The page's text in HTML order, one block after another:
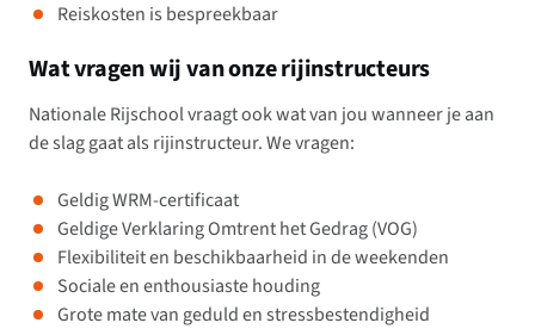
Reiskosten is bespreekbaar
Wat vragen wij van onze rijinstructeurs
Nationale Rijschool vraagt ook wat van jou wanneer je aan
de slag gaat als rijinstructeur. We vragen:
Geldig WRM-certificaat
Geldige Verklaring Omtrent het Gedrag (VOG)
Flexibiliteit en beschikbaarheid in de weekenden
Sociale en enthousiaste houding
Grote mate van geduld en stressbestendigheid